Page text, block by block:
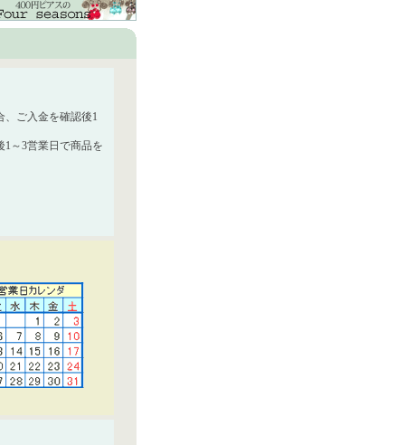
、ご入金を確認後1
～3営業日で商品を